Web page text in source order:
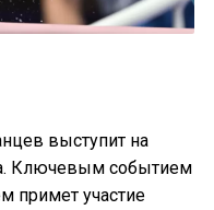
выступит на
Ключевым событием
примет участие